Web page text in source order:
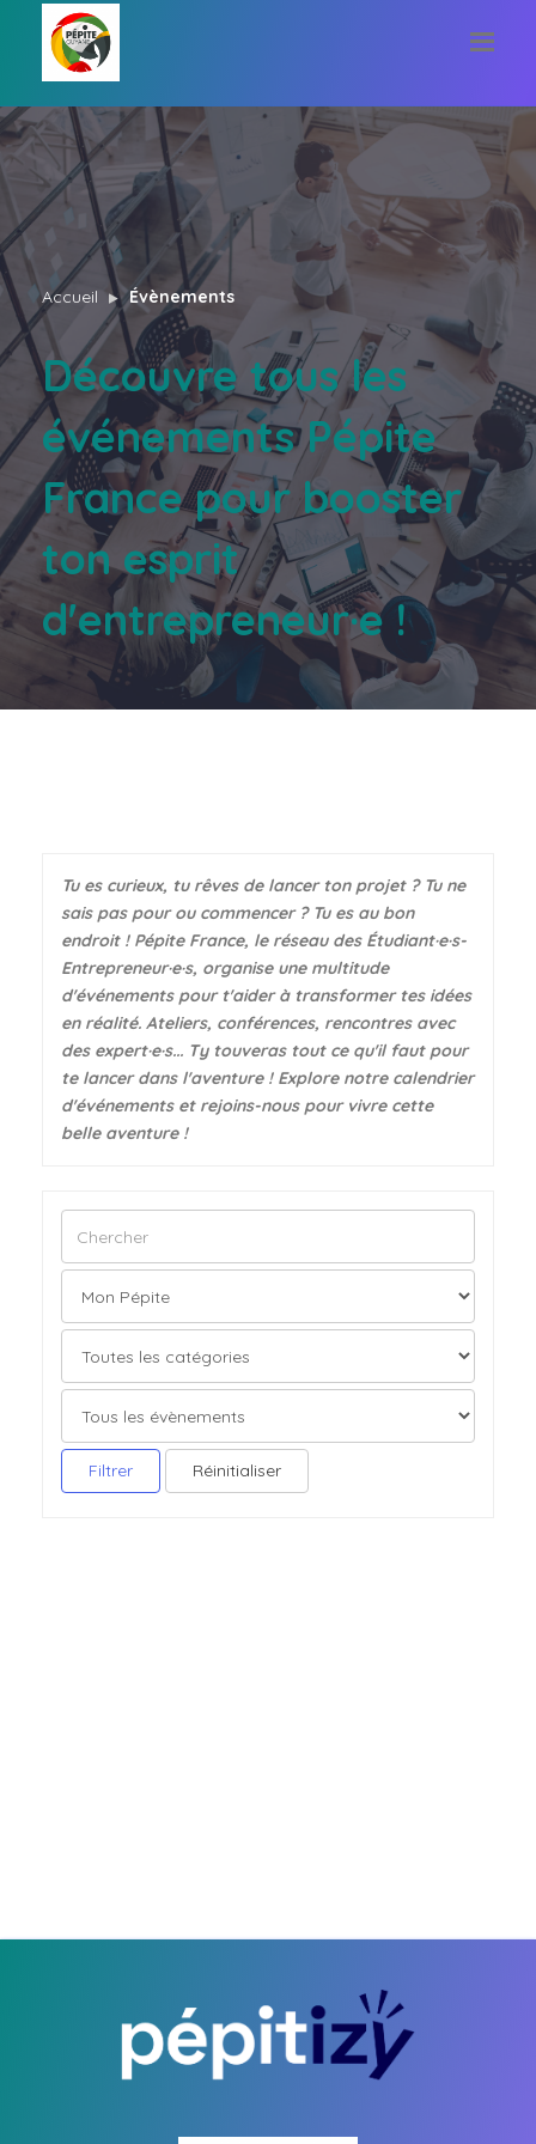
Accueil Évènements
Découvre tous les
événements Pépite
France pour booster
ton esprit
d'entrepreneur·e !
Tu es curieux, tu rêves de lancer ton projet ? Tu ne
sais pas pour ou commencer ? Tu es au bon
endroit ! Pépite France, le réseau des Étudiant·e·s-
Entrepreneur·e·s, organise une multitude
d'événements pour t'aider à transformer tes idées
en réalité. Ateliers, conférences, rencontres avec
des expert·e·s... Ty touveras tout ce qu'il faut pour
te lancer dans l'aventure ! Explore notre calendrier
d'événements et rejoins-nous pour vivre cette
belle aventure !
Filtrer Réinitialiser